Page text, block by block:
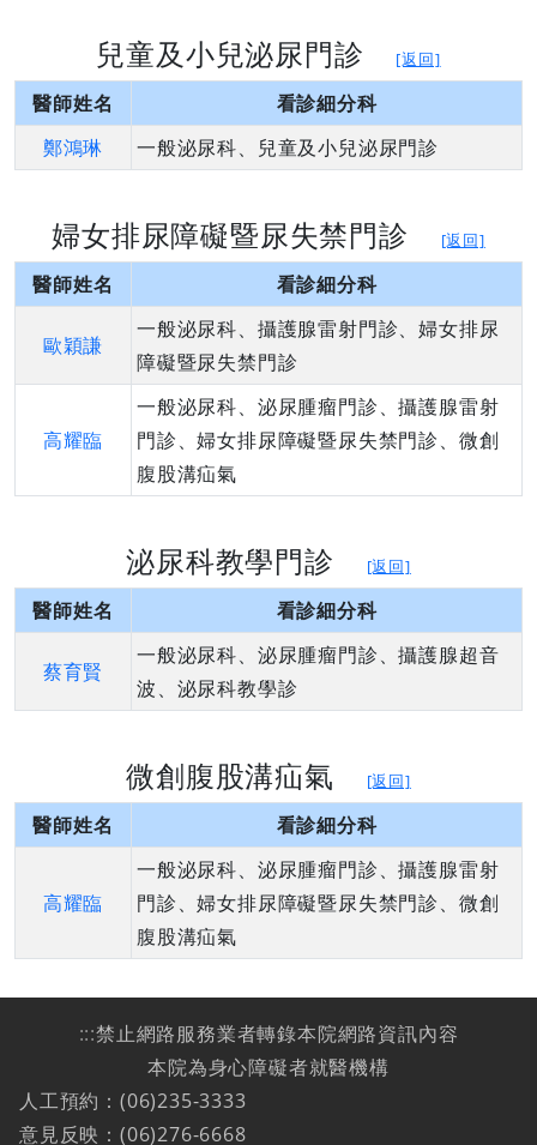
兒童及小兒泌尿門診 [返回]
醫師姓名
看診細分科
鄭鴻琳
一般泌尿科、兒童及小兒泌尿門診
婦女排尿障礙暨尿失禁門診 [返回]
醫師姓名 看診細分科
歐穎謙
一般泌尿科、攝護腺雷射門診、婦女排尿
障礙暨尿失禁門診
高耀臨
一般泌尿科、泌尿腫瘤門診、攝護腺雷射
門診、婦女排尿障礙暨尿失禁門診、微創
腹股溝疝氣
泌尿科教學門診 [返回]
醫師姓名 看診細分科
蔡育賢
一般泌尿科、泌尿腫瘤門診、攝護腺超音
波、泌尿科教學診
微創腹股溝疝氣 [返回]
醫師姓名 看診細分科
高耀臨
一般泌尿科、泌尿腫瘤門診、攝護腺雷射
門診、婦女排尿障礙暨尿失禁門診、微創
腹股溝疝氣
:::禁止網路服務業者轉錄本院網路資訊內容
本院為身心障礙者就醫機構
人工預約：(06)235-3333
意見反映：(06)276-6668